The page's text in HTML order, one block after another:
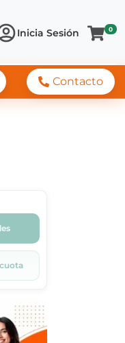
Inicia Sesión 0
Contacto